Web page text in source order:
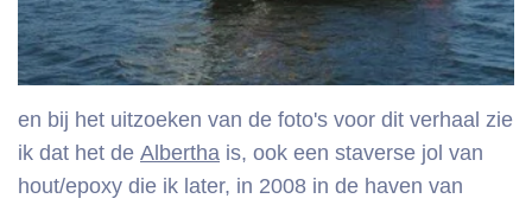
en bij het uitzoeken van de foto's voor dit verhaal zie
ik dat het de Albertha is, ook een staverse jol van
hout/epoxy die ik later, in 2008 in de haven van